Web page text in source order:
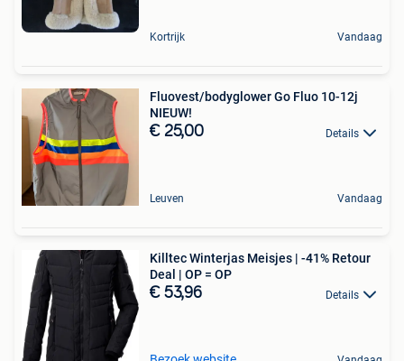
Kortrijk Vandaag
Fluovest/bodyglower Go Fluo 10-12j
NIEUW!
€ 25,00 Details
Leuven Vandaag
Killtec Winterjas Meisjes | -41% Retour
Deal | OP = OP
€ 53,96 Details